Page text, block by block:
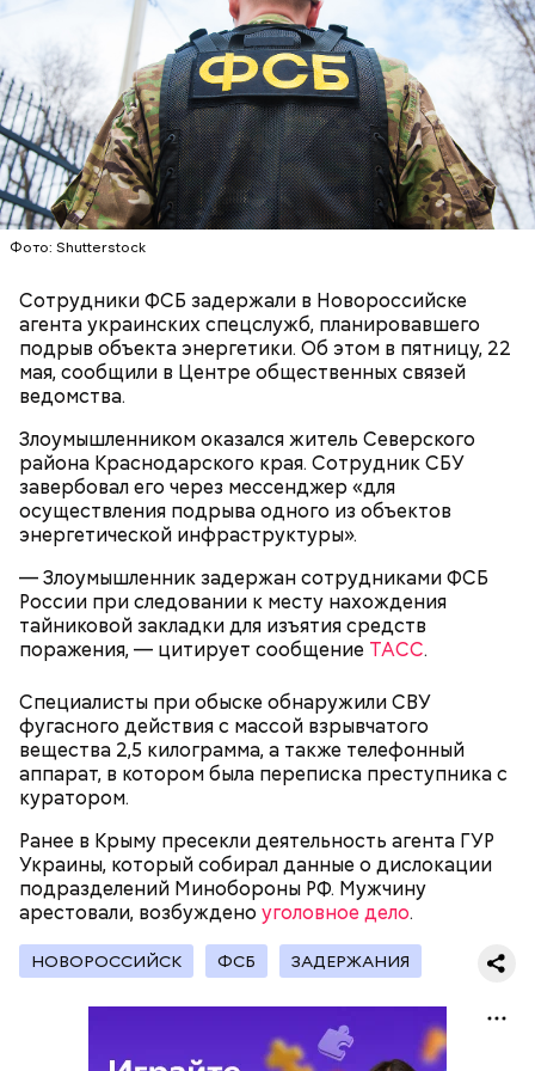
Фото: Shutterstock
Сотрудники ФСБ задержали в Новороссийске
агента украинских спецслужб, планировавшего
подрыв объекта энергетики. Об этом в пятницу, 22
мая, сообщили в Центре общественных связей
ведомства.
Злоумышленником оказался житель Северского
района Краснодарского края. Сотрудник СБУ
завербовал его через мессенджер «для
осуществления подрыва одного из объектов
энергетической инфраструктуры».
— Злоумышленник задержан сотрудниками ФСБ
России при следовании к месту нахождения
тайниковой закладки для изъятия средств
поражения, — цитирует сообщение ТАСС.
Специалисты при обыске обнаружили СВУ
фугасного действия с массой взрывчатого
вещества 2,5 килограмма, а также телефонный
аппарат, в котором была переписка преступника с
куратором.
Ранее в Крыму пресекли деятельность агента ГУР
Украины, который собирал данные о дислокации
подразделений Минобороны РФ. Мужчину
арестовали, возбуждено уголовное дело.
НОВОРОССИЙСК ФСБ ЗАДЕРЖАНИЯ
— Гасанов, являясь индивидуальным
предпринимателем, осуществлял
предпринимательскую деятельность в области
продажи и размещения рекламы в социальных
сетях. С целью сокрытия своих доходов часть
покупателей различных мотивационных курсов и
прогнозов ставок на спорт Гасанов получал на
свои личные лицевые счета как физического лица, а
также на подконтрольные родственникам лицевые
счета, — пояснили в
московской прокуратуре
Родственники обналичивали деньги и возвращали
их Гасанову. А чтобы пользоваться деньгами и не
вызвать подозрений у налоговой, Гасанов либо
распределял их между еще несколькими счетами,
либопокупал на них квартиры.
Блогеру грозило до семи лет лишения свободы.
Следующим подопытным стал друг детства
Миссюры Константин. 3 февраля того же года,
когда молодые люди ехали вместе в машине,
этиленгликолем. Через два дня Константин умер в
больнице.
— Мы съездили за витаминами, вернулись обратно,
поднялись домой. У него ухудшилось самочувствие
через сутки... Его увезли в больницу,
реанимировали, и там он скончался, — рассказывал
Миссюра на допросе.
Play
Video
Видео: пресс-служба ГСУ СК по Московской области